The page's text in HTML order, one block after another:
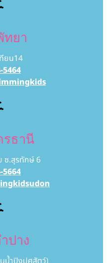
ทยา
ยน14
5464
รธานี
ซ.สุรทักษ์ 6
5664
ปาง